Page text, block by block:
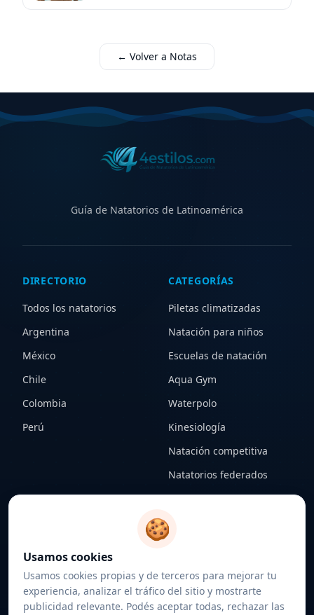
← Volver a Notas
Guía de Natatorios de Latinoamérica
DIRECTORIO
Todos los natatorios
Argentina
México
Chile
Colombia
Perú
CATEGORÍAS
Piletas climatizadas
Natación para niños
Escuelas de natación
Aqua Gym
Waterpolo
Kinesiología
Natación competitiva
Natatorios federados
Federaciones
Sobre nosotros
Contacto
Política de cookies
Configurar cookies
🍪
Usamos cookies
Usamos cookies propias y de terceros para mejorar tu
experiencia, analizar el tráfico del sitio y mostrarte
publicidad relevante. Podés aceptar todas, rechazar las